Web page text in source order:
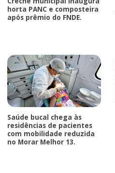
horta PANC e composteira
após prêmio do FNDE.
Saúde bucal chega às
residências de pacientes
com mobilidade reduzida
no Morar Melhor 13.